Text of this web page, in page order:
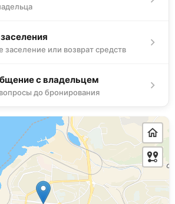
заселение или возврат средств
с владельцем
до бронирования